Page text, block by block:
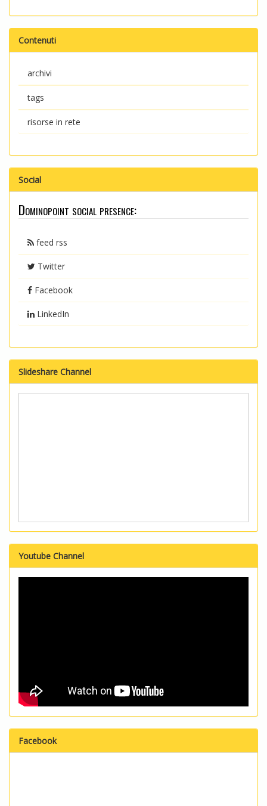
Contenuti
archivi
tags
risorse in rete
Social
Dominopoint social presence:
feed rss
Twitter
Facebook
LinkedIn
Slideshare Channel
Youtube Channel
Facebook